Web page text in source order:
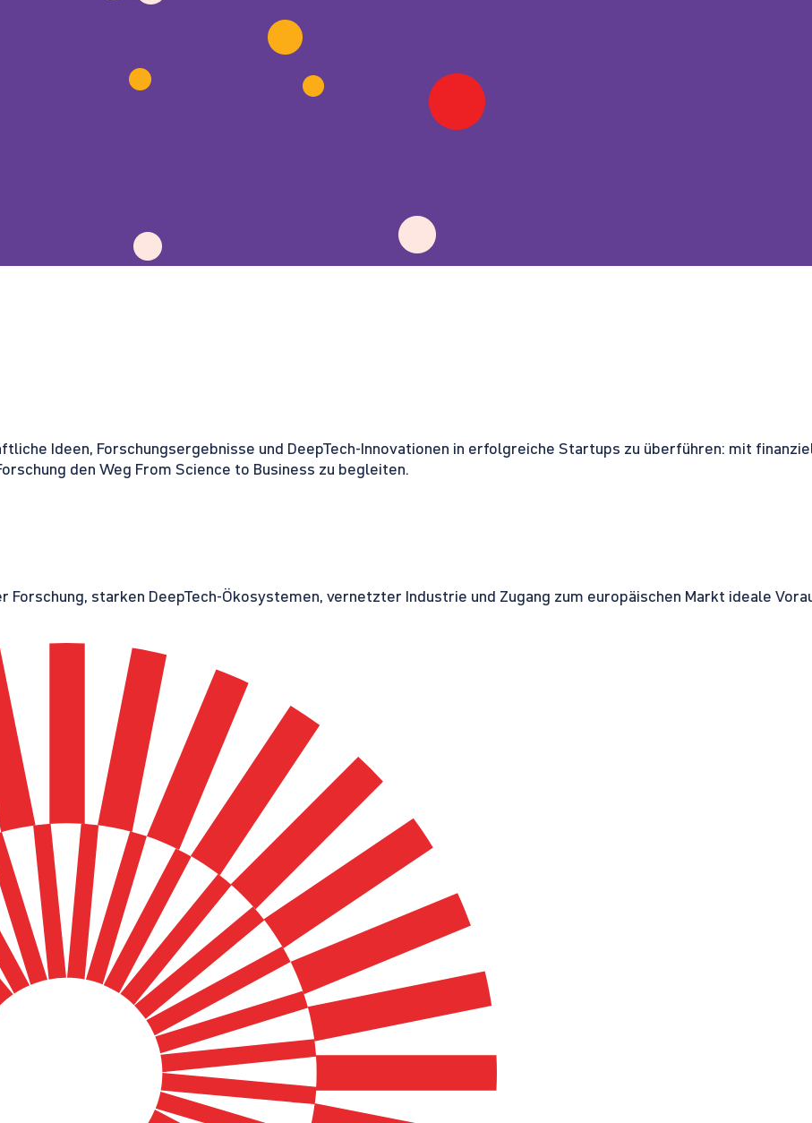
Ideen, Forschungsergebnisse und DeepTech-Innovationen in erfolgreiche Startups zu überführen: mit
den Weg From Science to Business zu begleiten.
starken DeepTech-Ökosystemen, vernetzter Industrie und Zugang zum europäischen Markt ideale